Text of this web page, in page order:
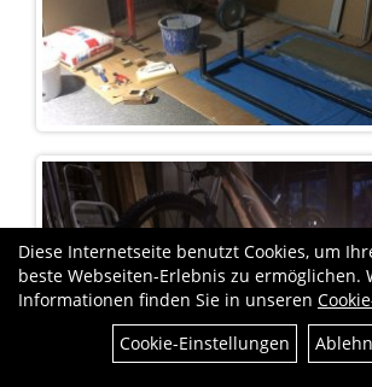
Diese Internetseite benutzt Cookies, um
beste Webseiten-Erlebnis zu ermöglichen.
Informationen finden Sie in unseren
Cookie-Einstellungen